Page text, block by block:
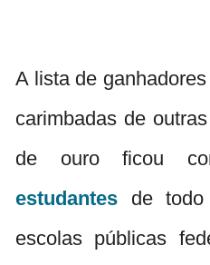
A lista de
carimbadas de
de ouro ficou
estudantesde todo
escolas públicas